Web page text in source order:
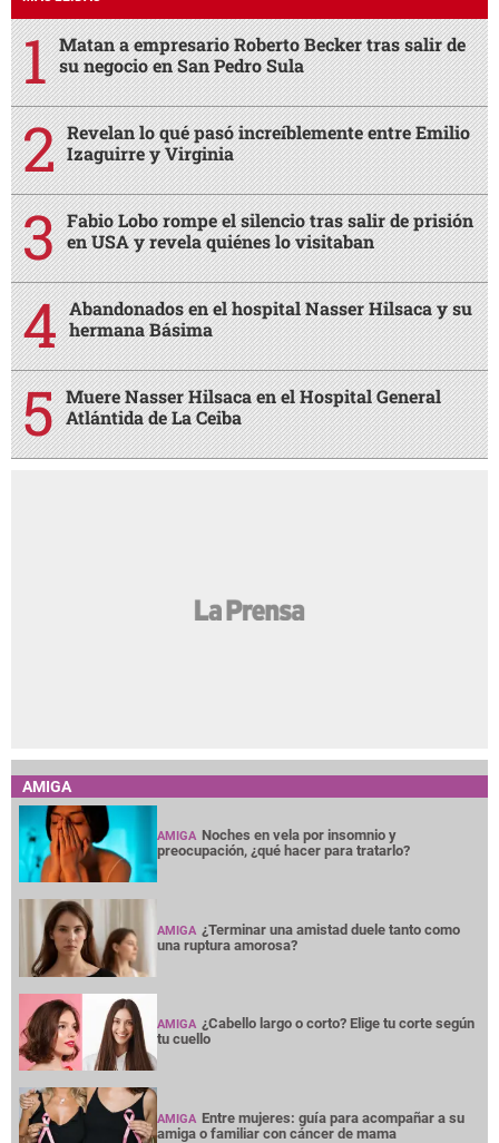
Matan a empresario Roberto Becker tras salir de
su negocio en San Pedro Sula
Revelan lo qué pasó increíblemente entre Emilio
Izaguirre y Virginia
Fabio Lobo rompe el silencio tras salir de prisión
en USA y revela quiénes lo visitaban
Abandonados en el hospital Nasser Hilsaca y su
hermana Básima
Muere Nasser Hilsaca en el Hospital General
Atlántida de La Ceiba
AMIGA
AMIGA Noches en vela por insomnio y
preocupación, ¿qué hacer para tratarlo?
AMIGA ¿Terminar una amistad duele tanto como
una ruptura amorosa?
AMIGA ¿Cabello largo o corto? Elige tu corte según
tu cuello
AMIGA Entre mujeres: guía para acompañar a su
amiga o familiar con cáncer de mama